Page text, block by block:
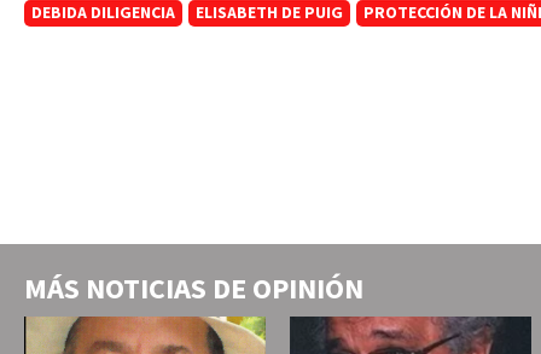
DEBIDA DILIGENCIA ELISABETH DE PUIG PROTECCIÓN DE LA
MÁS NOTICIAS DE OPINIÓN